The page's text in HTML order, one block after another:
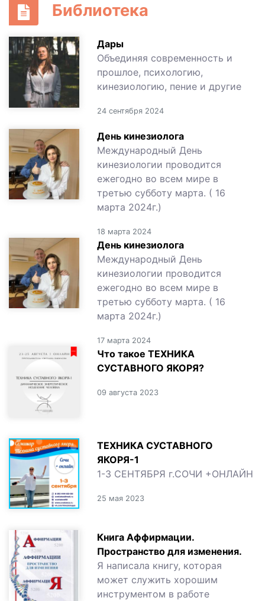
Библиотека
Дары
Объединяя современность и
прошлое, психологию,
кинезиологию, пение и другие
24 сентября 2024
День кинезиолога
Международный День
кинезиологии проводится
ежегодно во всем мире в
третью субботу марта. ( 16
марта 2024г.)
18 марта 2024
День кинезиолога
Международный День
кинезиологии проводится
ежегодно во всем мире в
третью субботу марта. ( 16
марта 2024г.)
17 марта 2024
Что такое ТЕХНИКА
СУСТАВНОГО ЯКОРЯ?
09 августа 2023
ТЕХНИКА СУСТАВНОГО
ЯКОРЯ-1
1-3 СЕНТЯБРЯ г.СОЧИ +ОНЛАЙН
25 мая 2023
Книга Аффирмации.
Пространство для изменения.
Я написала книгу, которая
может служить хорошим
инструментом в работе